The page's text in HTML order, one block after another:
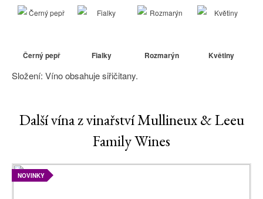
Černý pepř Fialky Rozmarýn Květiny
Složení: Víno obsahuje siřičitany.
Další vína z vinařství Mullineux & Leeu
Family Wines
NOVINKY